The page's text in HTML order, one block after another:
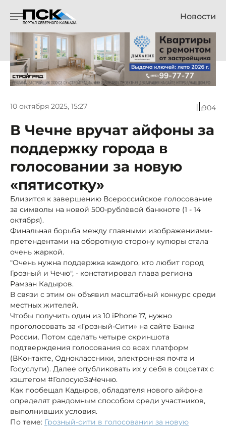
Новости
10 октября 2025, 15:27 904
В Чечне вручат айфоны за
поддержку города в
голосовании за новую
«пятисотку»
Близится к завершению Всероссийское голосование
за символы на новой 500-рублёвой банкноте (1 - 14
октября).
Финальная борьба между главными изображениями-
претендентами на оборотную сторону купюры стала
очень жаркой.
"Очень нужна поддержка каждого, кто любит город
Грозный и Чечю", - констатировал глава региона
Рамзан Кадыров.
В связи с этим он объявил масштабный конкурс среди
местных жителей.
Чтобы получить один из 10 iPhone 17, нужно
проголосовать за «Грозный-Сити» на сайте Банка
России. Потом сделать четыре скриншота
подтверждения голосования со всех платформ
(ВКонтакте, Одноклассники, электронная почта и
Госуслуги). Далее опубликовать их у себя в соцсетях с
хэштегом #ГолосуюЗаЧечню.
Как пообещал Кадыров, обладателя нового айфона
определят рандомным способом среди участников,
выполнивших условия.
По теме: Грозный-сити в голосовании за новую